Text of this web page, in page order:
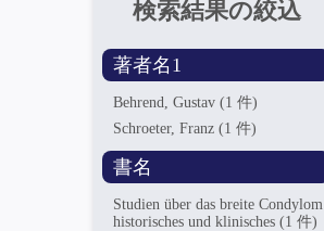
検索結果の絞込
著者名1
Behrend, Gustav(1 件)
Schroeter, Franz(1 件)
書名
Studien über das breite Condylom
historisches und klinisches(1 件)